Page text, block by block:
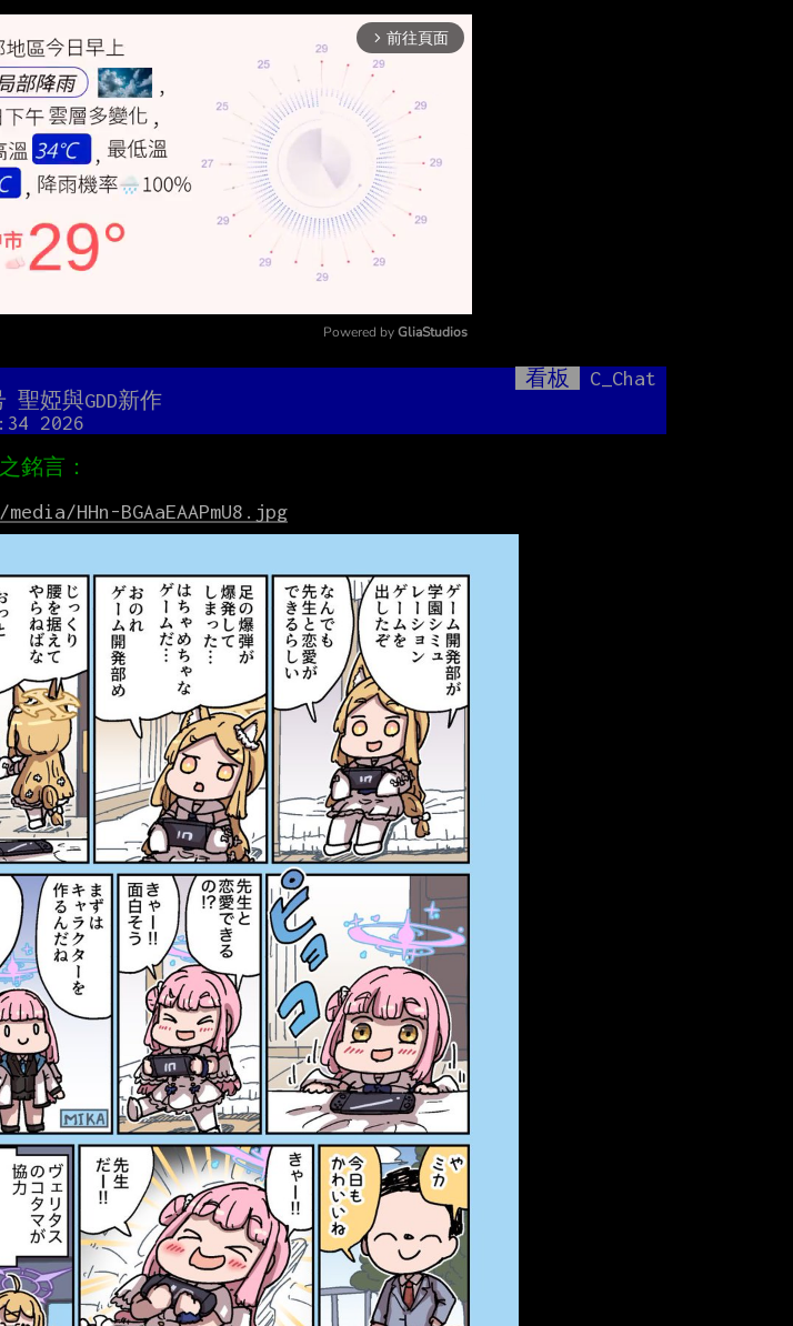
arrow_forward_ios 前往頁面
Powered by GliaStudios
看板
C_Chat
婭與GDD新作
2026
HHn-BGAaEAAPmU8.jpg